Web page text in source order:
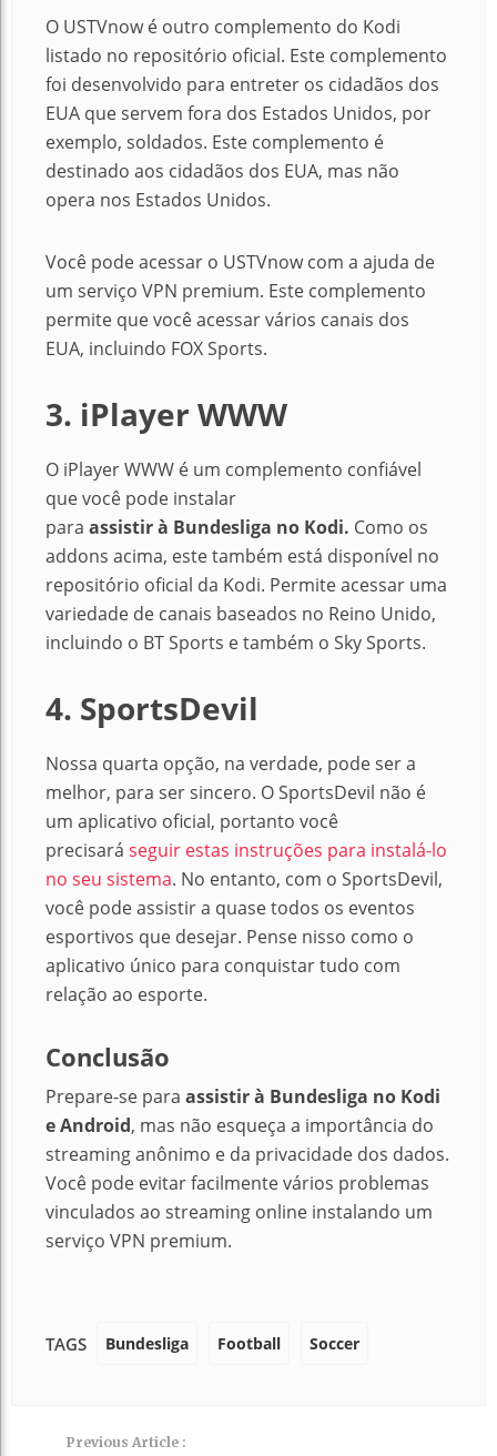
O USTVnow é outro complemento do Kodi
listado no repositório oficial. Este complemento
foi desenvolvido para entreter os cidadãos dos
EUA que servem fora dos Estados Unidos, por
exemplo, soldados. Este complemento é
destinado aos cidadãos dos EUA, mas não
opera nos Estados Unidos.
Você pode acessar o USTVnow com a ajuda de
um serviço VPN premium. Este complemento
permite que você acessar vários canais dos
EUA, incluindo FOX Sports.
3. iPlayer WWW
O iPlayer WWW é um complemento confiável
que você pode instalar
para assistirà Bundesliga no Kodi. Como os
addons acima, este também está disponível no
repositório oficial da Kodi. Permite acessar uma
variedade de canais baseados no Reino Unido,
incluindo o BT Sports e também o Sky Sports.
4. SportsDevil
Nossa quarta opção, na verdade, pode ser a
melhor, para ser sincero. O SportsDevil não é
um aplicativo oficial, portanto você
precisará seguir estas instruções para instalá-lo
no seu sistema. No entanto, com o SportsDevil,
você pode assistir a quase todos os eventos
esportivos que desejar. Pense nisso como o
aplicativo único para conquistar tudo com
relação ao esporte.
Conclusão
Prepare-se para assistir à Bundesliga no Kodi
e Android, mas não esqueça a importância do
streaming anônimo e da privacidade dos dados.
Você pode evitar facilmente vários problemas
vinculados ao streaming online instalando um
serviço VPN premium.
TAGS Bundesliga Football Soccer
Previous Article :